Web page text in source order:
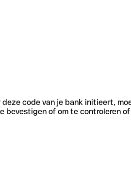
code van je bank initieert,
bevestigen of om te controleren